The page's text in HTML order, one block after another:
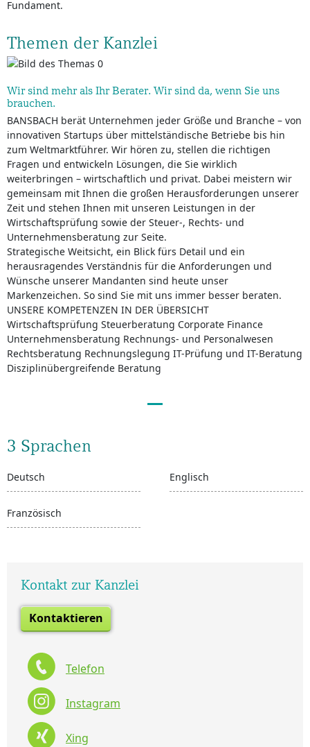
Fundament.
Themen der Kanzlei
Wir sind mehr als Ihr Berater. Wir sind da, wenn Sie uns
brauchen.
BANSBACH berät Unternehmen jeder Größe und Branche – von
innovativen Startups über mittelständische Betriebe bis hin
zum Weltmarktführer. Wir hören zu, stellen die richtigen
Fragen und entwickeln Lösungen, die Sie wirklich
weiterbringen – wirtschaftlich und privat. Dabei meistern wir
gemeinsam mit Ihnen die großen Herausforderungen unserer
Zeit und stehen Ihnen mit unseren Leistungen in der
Wirtschaftsprüfung sowie der Steuer-, Rechts- und
Unternehmensberatung zur Seite.
Strategische Weitsicht, ein Blick fürs Detail und ein
herausragendes Verständnis für die Anforderungen und
Wünsche unserer Mandanten sind heute unser
Markenzeichen. So sind Sie mit uns immer besser beraten.
UNSERE KOMPETENZEN IN DER ÜBERSICHT
Wirtschaftsprüfung Steuerberatung Corporate Finance
Unternehmensberatung Rechnungs- und Personalwesen
Rechtsberatung Rechnungslegung IT-Prüfung und IT-Beratung
Disziplinübergreifende Beratung
3 Sprachen
Deutsch Englisch
Französisch
Kontakt zur Kanzlei
Kontaktieren
Telefon
Instagram
Xing